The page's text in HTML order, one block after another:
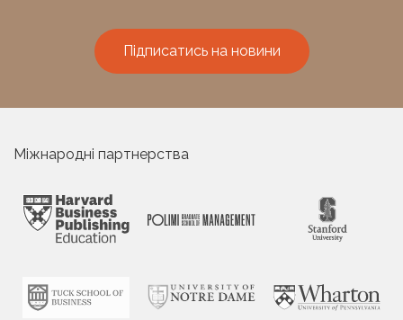
Підписатись на новини
Міжнародні партнерства